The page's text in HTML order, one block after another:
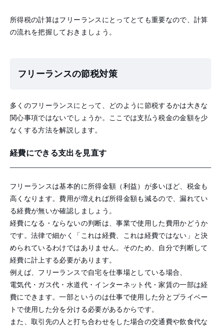
所得税の計算はフリーランスにとってとても重要なので、計算
の流れを把握しておきましょう。
フリーランスの節税対策
多くのフリーランスにとって、どのように節税するかは大きな
関心事項ではないでしょうか。ここでは支払う税金の金額を少
なくする方法を解説します。
経費にできる支出を見直す
フリーランスは基本的に所得金額（利益）が多いほど、税金も
高くなります。費用が増えれば所得金額も減るので、漏れてい
る経費が無いか確認しましょう。
経費になる・ならないの判断は、事業で使用した費用かどうか
です。法律で細かく「これは経費、これは経費ではない」と決
められているわけではありません。そのため、自分で判断して
経費に計上する必要があります。
例えば、フリーランスで自宅を仕事場としている場合、
電気代・ガス代・水道代・インターネット代・家賃の一部は経
費にできます。一部というのは仕事で使用した分とプライベー
トで使用した分を分ける必要があるからです。
また、取引先の人と打ち合わせをした場合の交通費や飲食代な